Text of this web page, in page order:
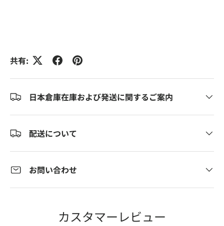
共有:
日本倉庫在庫および発送に関するご案内
配送について
お問い合わせ
カスタマーレビュー